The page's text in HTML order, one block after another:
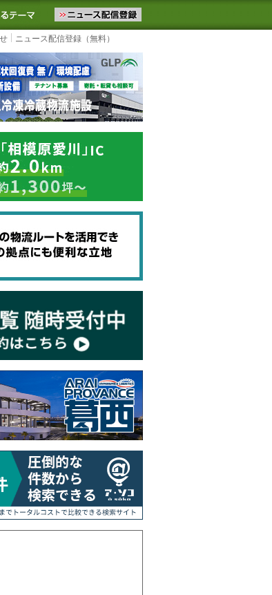
お届けします。物流ニュースメール配信を登録す
りに追加 よく見るテーマ
ニュース配信登録（無料）